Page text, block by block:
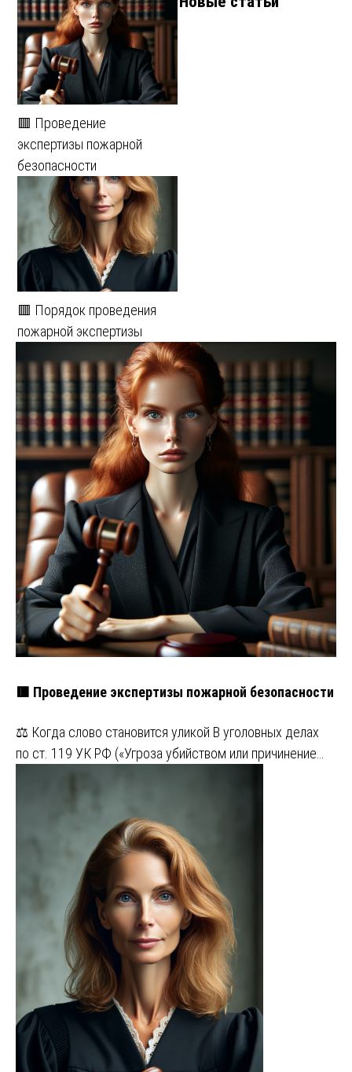
🟥 Проведение
экспертизы пожарной
безопасности
🟥 Порядок проведения
пожарной экспертизы
🟥 Проведение экспертизы пожарной безопасности
⚖️ Когда слово становится уликой В уголовных делах
по ст. 119 УК РФ («Угроза убийством или причинение…